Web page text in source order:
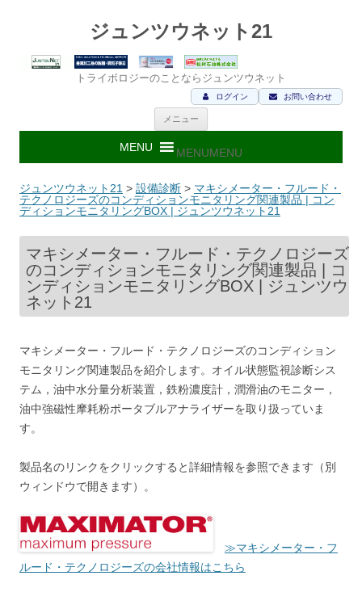
ジュンツウネット21
トライボロジーのことならジュンツウネット
お問い合わせ
ログイン
メニュー
ン
ツ
ス
キ
ッ
プ
MENUMENU
ジュンツウネット21 > 設備診断 > マキシメーター・フルード・
テクノロジーズのコンディションモニタリング関連製品 | コン
ディションモニタリングBOX | ジュンツウネット21
マキシメーター・フルード・テクノロジーズ
のコンディションモニタリング関連製品 | コ
ンディションモニタリングBOX | ジュンツウ
ネット21
マキシメーター・フルード・テクノロジーズのコンディション
モニタリング関連製品を紹介します。オイル状態監視診断シス
テム，油中水分量分析装置，鉄粉濃度計，潤滑油のモニター，
油中強磁性摩耗粉ポータブルアナライザーを取り扱っていま
す。
製品名のリンクをクリックすると詳細情報を参照できます（別
ウィンドウで開きます）。
≫マキシメーター・フ
ルード・テクノロジーズの会社情報はこちら